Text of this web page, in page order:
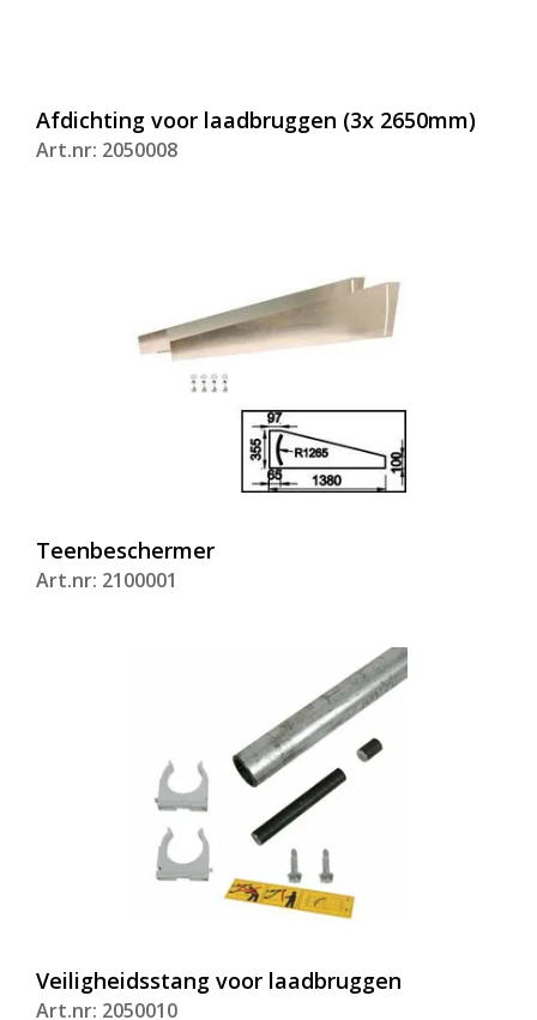
Afdichting voor laadbruggen (3x 2650mm)
Art.nr: 2050008
Teenbeschermer
Art.nr: 2100001
Veiligheidsstang voor laadbruggen
Art.nr: 2050010